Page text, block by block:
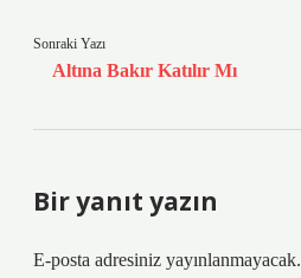
Sonraki Yazı
Altına Bakır Katılır Mı
Bir yanıt yazın
E-posta adresiniz yayınlanmayacak.